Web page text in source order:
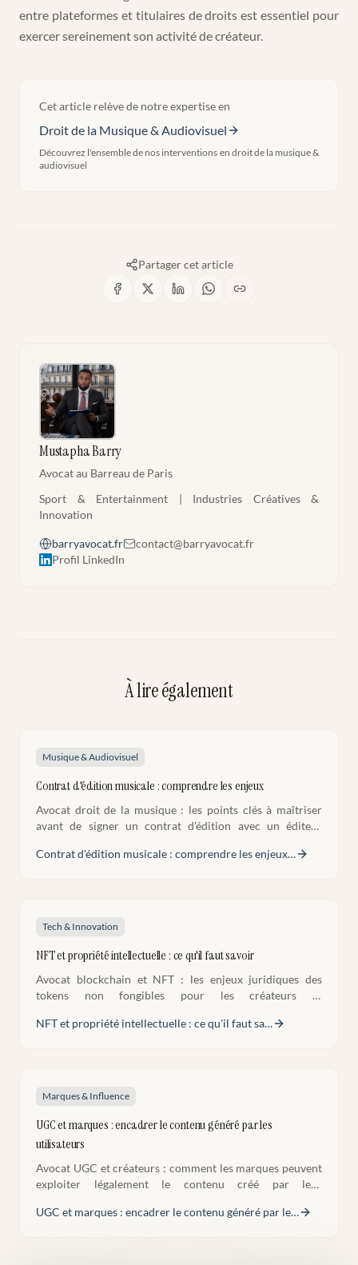
entre plateformes et titulaires de droits est essentiel pour
exercer sereinement son activité de créateur.
Cet article relève de notre expertise en
Droit de la Musique & Audiovisuel
Découvrez l'ensemble de nos interventions en droit de la musique &
audiovisuel
Partager cet article
Mustapha Barry
Avocat au Barreau de Paris
Sport & Entertainment | Industries Créatives &
Innovation
barryavocat.fr
contact@barryavocat.fr
Profil LinkedIn
À lire également
Musique & Audiovisuel
Contrat d'édition musicale : comprendre les enjeux
Avocat droit de la musique : les points clés à maîtriser
avant de signer un contrat d'édition avec un éditeur
Contrat d'édition musicale : comprendre les enjeux…
Tech & Innovation
NFT et propriété intellectuelle : ce qu'il faut savoir
Avocat blockchain et NFT : les enjeux juridiques des
tokens non fongibles pour les créateurs et
pratiques.
NFT et propriété intellectuelle : ce qu'il faut sa…
Marques & Influence
UGC et marques : encadrer le contenu généré par les
utilisateurs
Avocat UGC et créateurs : comment les marques peuvent
exploiter légalement le contenu créé par leur
UGC et marques : encadrer le contenu généré par le…